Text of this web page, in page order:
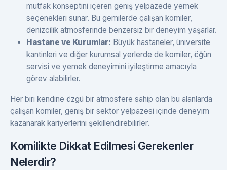
mutfak konseptini içeren geniş yelpazede yemek
seçenekleri sunar. Bu gemilerde çalışan komiler,
denizcilik atmosferinde benzersiz bir deneyim yaşarlar.
Hastane ve Kurumlar: Büyük hastaneler, üniversite
kantinleri ve diğer kurumsal yerlerde de komiler, öğün
servisi ve yemek deneyimini iyileştirme amacıyla
görev alabilirler.
Her biri kendine özgü bir atmosfere sahip olan bu alanlarda
çalışan komiler, geniş bir sektör yelpazesi içinde deneyim
kazanarak kariyerlerini şekillendirebilirler.
Komilikte Dikkat Edilmesi Gerekenler
Nelerdir?